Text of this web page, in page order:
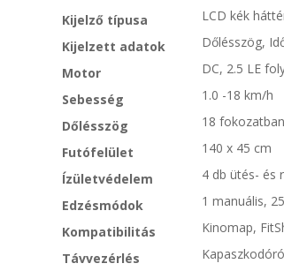
Kijelző típusa
LCD kék
Kijelzett adatok
Dőlésszög,
Motor
DC, 2.5 LE
Sebesség
1.0 -18 km/h
Dőlésszög
18
Futófelület
140 x 45 cm
Ízületvédelem
4 db ütés- és
Edzésmódok
1 manuális,
Kompatibilitás
Kinomap,
Távvezérlés